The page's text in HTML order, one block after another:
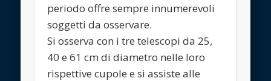
periodo offre sempre innumerevoli
soggetti da osservare.
Si osserva con i tre telescopi da 25,
40 e 61 cm di diametro nelle loro
rispettive cupole e si assiste alle